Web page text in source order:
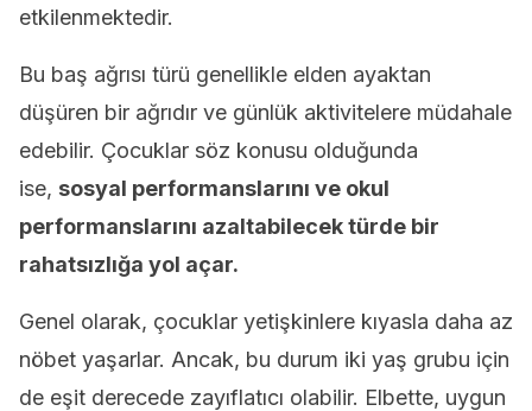
etkilenmektedir.
Bu baş ağrısı türü genellikle elden ayaktan
düşüren bir ağrıdır ve günlük aktivitelere müdahale
edebilir. Çocuklar söz konusu olduğunda
ise, sosyal performanslarını ve okul
performanslarını azaltabilecek türde bir
rahatsızlığa yol açar.
Genel olarak, çocuklar yetişkinlere kıyasla daha az
nöbet yaşarlar. Ancak, bu durum iki yaş grubu için
de eşit derecede zayıflatıcı olabilir. Elbette, uygun